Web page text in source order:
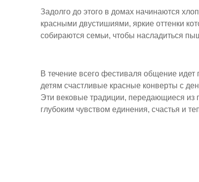
Задолго до этого в домах начинаются
красными двустишиями, яркие оттенки
собираются семьи, чтобы насладиться
В течение всего фестиваля общение
детям счастливые красные конверты с
Эти вековые традиции, передающиеся из
глубоким чувством единения, счастья и